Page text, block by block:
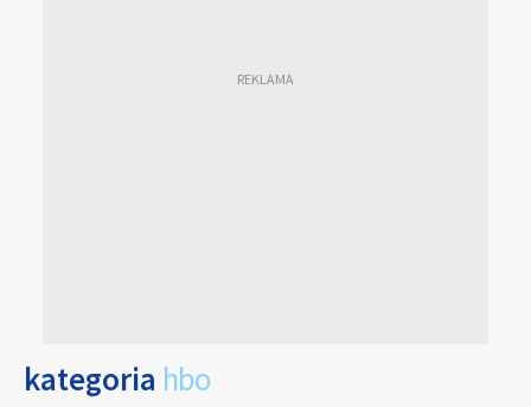
kategoria hbo